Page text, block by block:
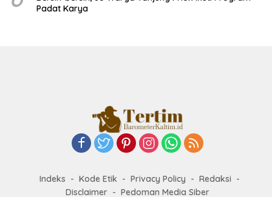
Padat Karya
Indeks Kode Etik Privacy Policy
Redaksi
Disclaimer
Pedoman Media Siber